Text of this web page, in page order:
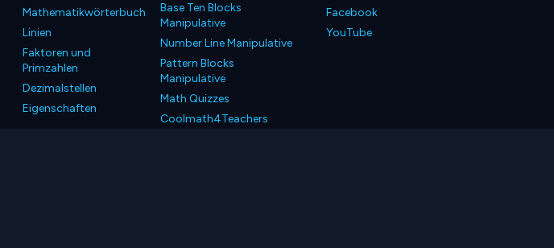
Mathematikwörterbuch
Linien
Faktoren und
Primzahlen
Dezimalstellen
Eigenschaften
Base Ten Blocks
Manipulative
Number Line Manipulative
Pattern Blocks
Manipulative
Math Quizzes
Coolmath4Teachers
Facebook
YouTube